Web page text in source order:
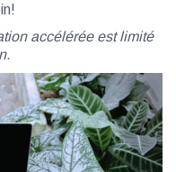
accélérée est limité